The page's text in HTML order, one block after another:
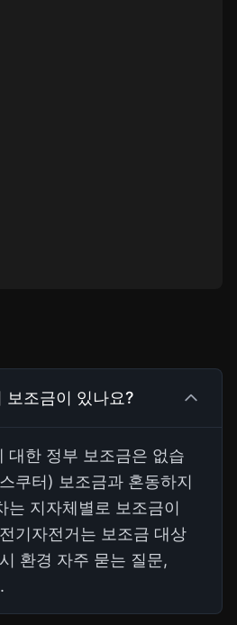
보조금이 있나요?
대한 정부 보조금은 없습
쿠터) 보조금과 혼동하지
는 지자체별로 보조금이
기자전거는 보조금 대상
환경 자주 묻는 질문,